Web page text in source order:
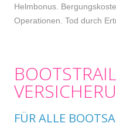
Helmbonus.
Operationen. Tod durch
FÜR ALLE